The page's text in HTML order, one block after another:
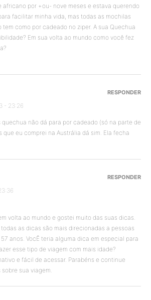
por +ou- nove meses e estava querendo
facilitar minha vida, mas todas as mochilas
como por cadeado no ziper. A sua Quechua
Em sua volta ao mundo como você fez
- 23:26
não dá para por cadeado (só na parte de
que eu comprei na Austrália dá sim. Ela fecha
RESPONDER
volta ao mundo e gostei muito das suas dicas.
as dicas são mais direcionadas a pessoas
anos. VocÊ teria alguma dica em especial para
esse tipo de viagem com mais idade?
e fácil de acessar. Parabéns e continue
sua viagem.
RESPONDER